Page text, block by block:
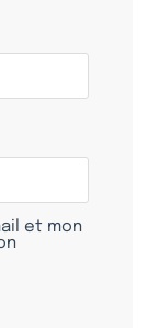
et mon